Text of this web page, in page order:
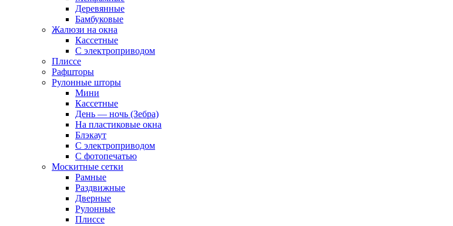
Деревянные
Бамбуковые
Жалюзи на окна
Кассетные
С электроприводом
Плиссе
Рафшторы
Рулонные шторы
Мини
Кассетные
День — ночь (Зебра)
На пластиковые окна
Блэкаут
С электроприводом
С фотопечатью
Москитные сетки
Рамные
Раздвижные
Дверные
Рулонные
Плиссе